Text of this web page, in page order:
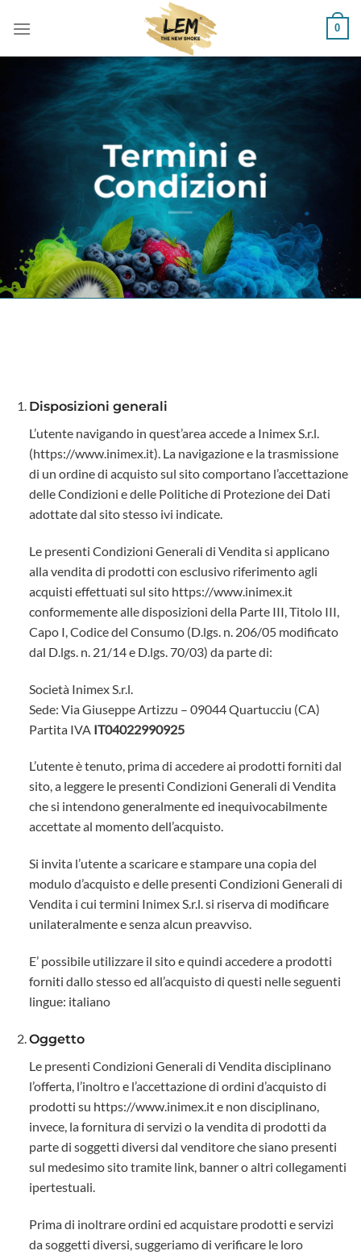
0
Termini e
Condizioni
Disposizioni generali
L’utente navigando in quest’area accede a Inimex S.r.l.
(https://www.inimex.it). La navigazione e la trasmissione
di un ordine di acquisto sul sito comportano l’accettazione
delle Condizioni e delle Politiche di Protezione dei Dati
adottate dal sito stesso ivi indicate.
Le presenti Condizioni Generali di Vendita si applicano
alla vendita di prodotti con esclusivo riferimento agli
acquisti effettuati sul sito https://www.inimex.it
conformemente alle disposizioni della Parte III, Titolo III,
Capo I, Codice del Consumo (D.lgs. n. 206/05 modificato
dal D.lgs. n. 21/14 e D.lgs. 70/03) da parte di:
Società Inimex S.r.l.
Sede: Via Giuseppe Artizzu – 09044 Quartucciu (CA)
Partita IVA IT04022990925
L’utente è tenuto, prima di accedere ai prodotti forniti dal
sito, a leggere le presenti Condizioni Generali di Vendita
che si intendono generalmente ed inequivocabilmente
accettate al momento dell’acquisto.
Si invita l’utente a scaricare e stampare una copia del
modulo d’acquisto e delle presenti Condizioni Generali di
Vendita i cui termini Inimex S.r.l. si riserva di modificare
unilateralmente e senza alcun preavviso.
E’ possibile utilizzare il sito e quindi accedere a prodotti
forniti dallo stesso ed all’acquisto di questi nelle seguenti
lingue: italiano
Oggetto
Le presenti Condizioni Generali di Vendita disciplinano
l’offerta, l’inoltro e l’accettazione di ordini d’acquisto di
prodotti su https://www.inimex.it e non disciplinano,
invece, la fornitura di servizi o la vendita di prodotti da
parte di soggetti diversi dal venditore che siano presenti
sul medesimo sito tramite link, banner o altri collegamenti
ipertestuali.
Prima di inoltrare ordini ed acquistare prodotti e servizi
da soggetti diversi, suggeriamo di verificare le loro